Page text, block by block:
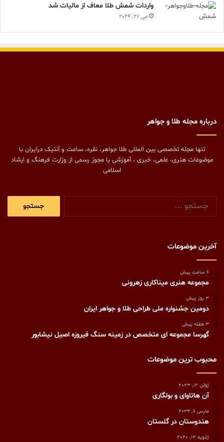
واردات شمش طلا معاف از مالیات شد
می 27, 2024
درباره مجله طلا و جواهر
تنها مجله تخصصی بین المللی طلا جواهر، نقره، ساعت و آنتیک درایران با
موضوعات هنری، علمی، خبری ، آموزشی با مجوز رسمی از وزارت فرهنگ و ارشاد
اسلامی
آخرین موضوعات
6 ساعت پیش
مجموعه هنری میناکاری زهرونی
3 روز پیش
دومین جشنواره ملی طراحی طلا و جواهر ایران
3 هفته پیش
گهرسا مجموعه ای متخصص در زمینه سنگ فیروزه اصیل نیشابور
محبوب ترین موضوعات
ژوئن 12, 2023
آن هاتاوای و بولگاری
مارس 6, 2024
هندوستان در گلستان
ژانویه 13, 2020